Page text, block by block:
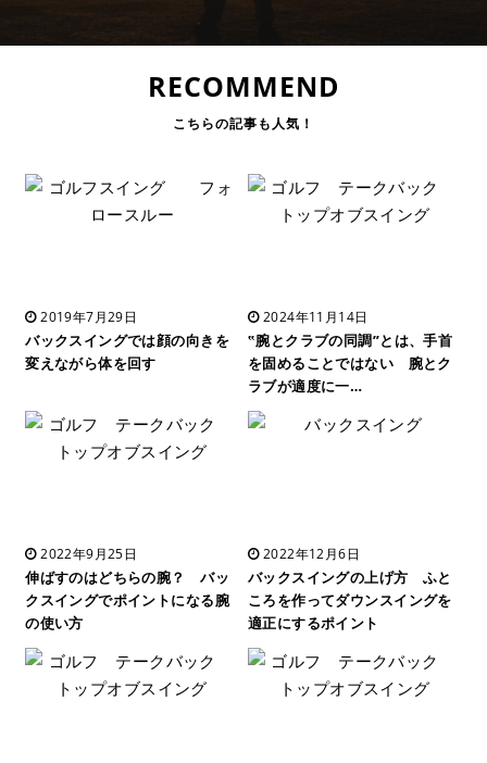
RECOMMEND
2019年7月29日
バックスイングでは顔の向きを
変えながら体を回す
2024年11月14日
‟腕とクラブの同調”とは、手首
を固めることではない 腕とク
ラブが適度に一…
2022年9月25日
伸ばすのはどちらの腕？ バッ
クスイングでポイントになる腕
の使い方
2022年12月6日
バックスイングの上げ方 ふと
ころを作ってダウンスイングを
適正にするポイント